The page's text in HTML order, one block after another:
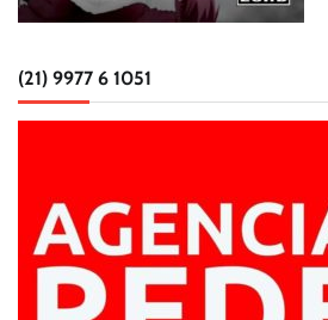
(21) 9977 6 1051